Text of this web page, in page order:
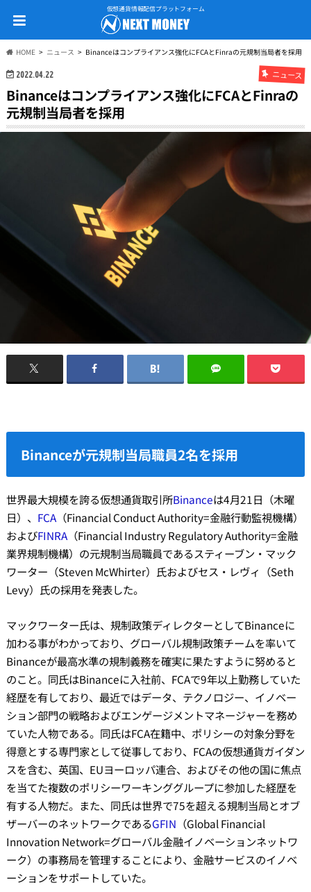
仮想通貨情報配信プラットフォーム
HOME ニュース Binanceはコンプライアンス強化にFCAとFinraの元規制当局者を採用
2022.04.22 ニュース
Binanceはコンプライアンス強化にFCAとFinraの
元規制当局者を採用
Binanceが元規制当局職員2名を採用
世界最大規模を誇る仮想通貨取引所Binanceは4月21日（木曜
日）、 FCA（Financial Conduct Authority=金融行動監視機構）
およびFINRA（Financial Industry Regulatory Authority=金融
業界規制機構）の元規制当局職員であるスティーブン・マック
ワーター（Steven McWhirter）氏およびセス・レヴィ（Seth
Levy）氏の採用を発表した。
マックワーター氏は、規制政策ディレクターとしてBinanceに
加わる事がわかっており、グローバル規制政策チームを率いて
Binanceが最高水準の規制義務を確実に果たすように努めると
のこと。同氏はBinanceに入社前、FCAで9年以上勤務していた
経歴を有しており、最近ではデータ、テクノロジー、イノベー
ション部門の戦略およびエンゲージメントマネージャーを務め
ていた人物である。同氏はFCA在籍中、ポリシーの対象分野を
得意とする専門家として従事しており、FCAの仮想通貨ガイダン
スを含む、英国、EUヨーロッパ連合、およびその他の国に焦点
を当てた複数のポリシーワーキンググループに参加した経歴を
有する人物だ。また、同氏は世界で75を超える規制当局とオブ
ザーバーのネットワークであるGFIN （Global Financial
Innovation Network=グローバル金融イノベーションネットワ
ーク）の事務局を管理することにより、金融サービスのイノベ
ーションをサポートしていた。